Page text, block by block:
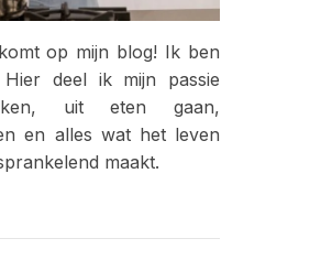
op mijn blog! Ik ben
deel ik mijn passie
uit eten gaan,
en alles wat het leven
maakt.